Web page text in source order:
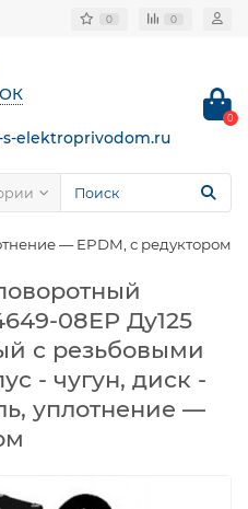
0 0
s-elektroprivodom.ru
0
— EPDM, с редуктором
08EP Ду125
с резьбовыми
- чугун, диск -
уплотнение —